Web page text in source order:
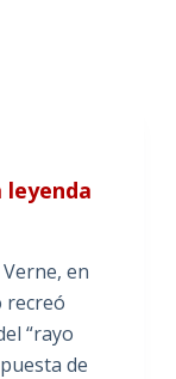
leyenda
en
recreó
“rayo
de